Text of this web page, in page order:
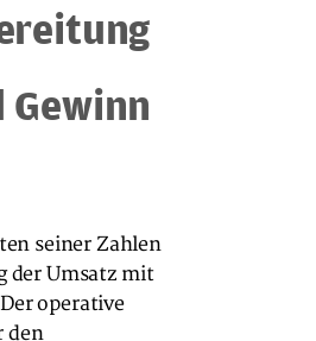
seiner Zahlen
der Umsatz mit
operative
den